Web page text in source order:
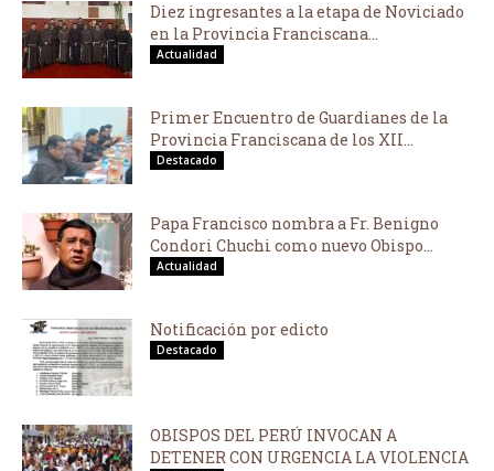
Diez ingresantes a la etapa de Noviciado
en la Provincia Franciscana...
Actualidad
Primer Encuentro de Guardianes de la
Provincia Franciscana de los XII...
Destacado
Papa Francisco nombra a Fr. Benigno
Condori Chuchi como nuevo Obispo...
Actualidad
Notificación por edicto
Destacado
OBISPOS DEL PERÚ INVOCAN A
DETENER CON URGENCIA LA VIOLENCIA